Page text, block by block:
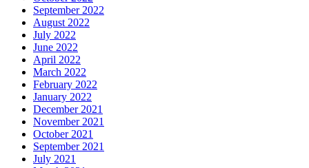
September 2022
August 2022
July 2022
June 2022
April 2022
March 2022
February 2022
January 2022
December 2021
November 2021
October 2021
September 2021
July 2021